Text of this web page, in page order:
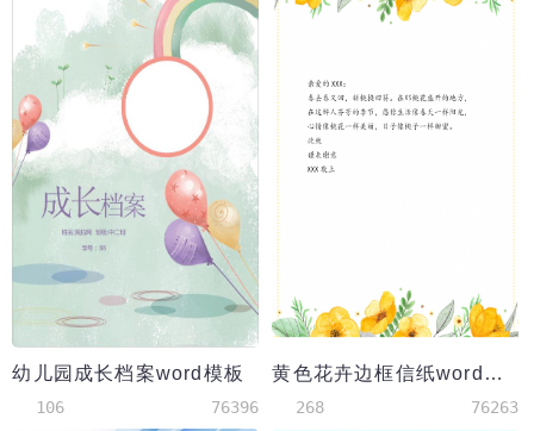
幼儿园成长档案word模板
106 76396
黄色花卉边框信纸word模板
268 76263